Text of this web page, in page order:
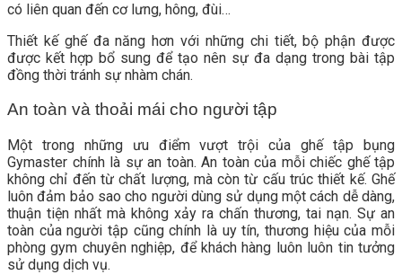
có liên quan đến cơ lưng, hông, đùi…
Thiết kế ghế đa năng hơn với những chi tiết, bộ phận được
được kết hợp bổ sung để tạo nên sự đa dạng trong bài tập
đồng thời tránh sự nhàm chán.
An toàn và thoải mái cho người tập
Một trong những ưu điểm vượt trội của ghế tập bụng
Gymaster chính là sự an toàn. An toàn của mỗi chiếc ghế tập
không chỉ đến từ chất lượng, mà còn từ cấu trúc thiết kế. Ghế
luôn đảm bảo sao cho người dùng sử dụng một cách dễ dàng,
thuận tiện nhất mà không xảy ra chấn thương, tai nạn. Sự an
toàn của người tập cũng chính là uy tín, thương hiệu của mỗi
phòng gym chuyên nghiệp, để khách hàng luôn luôn tin tưởng
sử dụng dịch vụ.